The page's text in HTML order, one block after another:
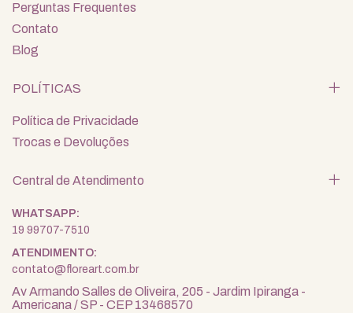
Perguntas Frequentes
Contato
Blog
POLÍTICAS
Política de Privacidade
Trocas e Devoluções
Central de Atendimento
19 99707-7510
contato@floreart.com.br
Av Armando Salles de Oliveira, 205 - Jardim Ipiranga -
Americana / SP - CEP 13468570